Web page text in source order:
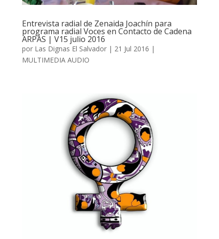
Entrevista radial de Zenaida Joachín para
programa radial Voces en Contacto de Cadena
ARPAS | V15 julio 2016
por Las Dignas El Salvador| 21 Jul 2016 |
MULTIMEDIA AUDIO